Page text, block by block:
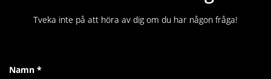
Tveka inte på att höra av dig om du har någon fråga!
Namn *